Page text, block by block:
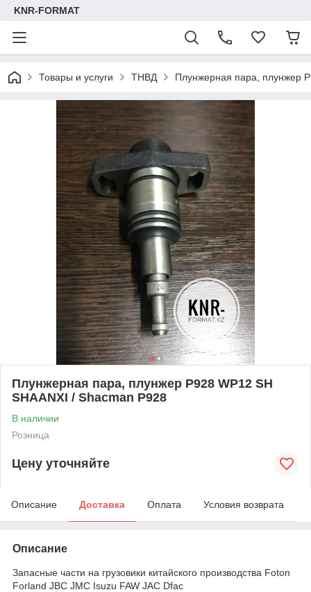
KNR-FORMAT
Товары и услуги ТНВД Плунжерная пара, плунжер
Плунжерная пара, плунжер P928 WP12 SH
SHAANXI / Shacman P928
В наличии
Розница
Цену уточняйте
Описание Доставка Оплата Условия возврата
Описание
Запасные части на грузовики китайского производства Foton
Forland JBC JMC Isuzu FAW JAC Dfac